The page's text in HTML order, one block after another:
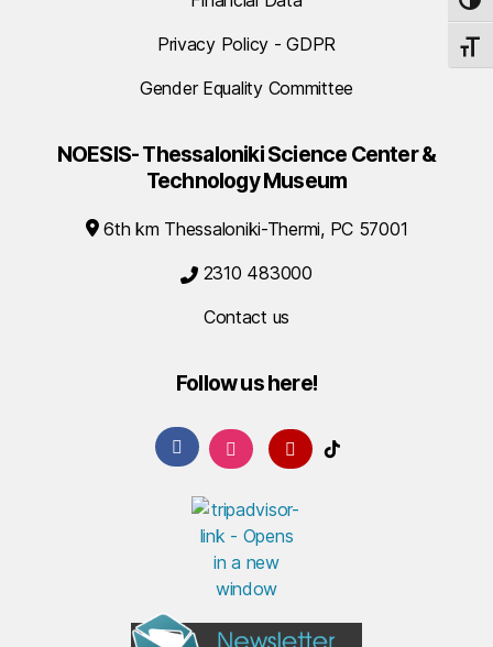
Privacy Policy - GDPR
Gender Equality Committee
NOESIS- Thessaloniki Science Center &
Technology Museum
6th km Thessaloniki-Thermi, PC 57001
2310 483000
Contact us
Follow us here!